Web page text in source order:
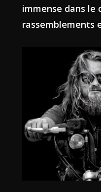
immense dans le
rassemblements